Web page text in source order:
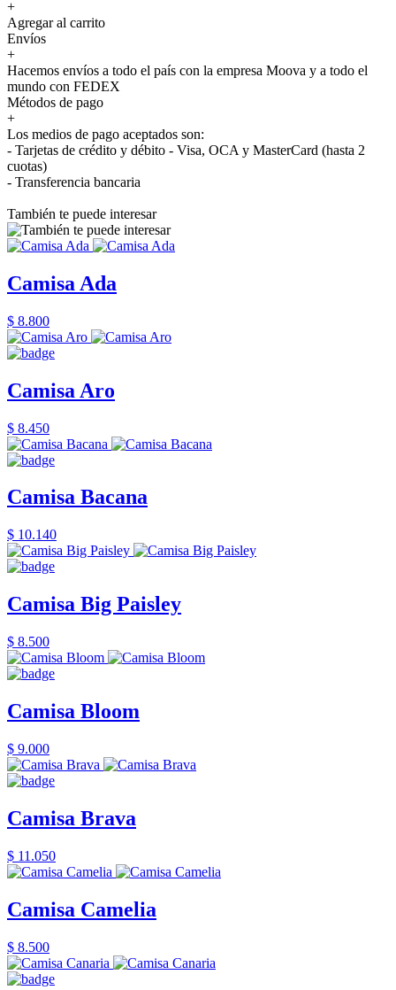
+
Agregar al carrito
Envíos
+
Hacemos envíos a todo el país con la empresa Moova y a todo el
mundo con FEDEX
Métodos de pago
+
Los medios de pago aceptados son:
- Tarjetas de crédito y débito - Visa, OCA y MasterCard (hasta 2
cuotas)
- Transferencia bancaria
También te puede interesar
Camisa Ada
$ 8.800
Camisa Aro
$ 8.450
Camisa Bacana
$ 10.140
Camisa Big Paisley
$ 8.500
Camisa Bloom
$ 9.000
Camisa Brava
$ 11.050
Camisa Camelia
$ 8.500